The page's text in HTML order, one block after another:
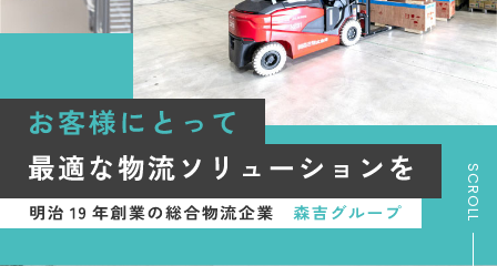
SCROLL